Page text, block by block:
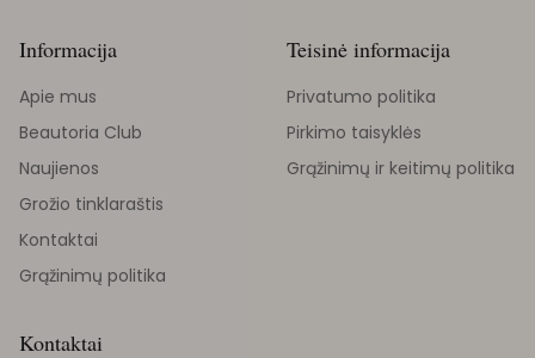
Informacija
Apie mus
Beautoria Club
Naujienos
Grožio tinklaraštis
Kontaktai
Grąžinimų politika
Teisinė informacija
Privatumo politika
Pirkimo taisyklės
Grąžinimų ir keitimų politika
Kontaktai